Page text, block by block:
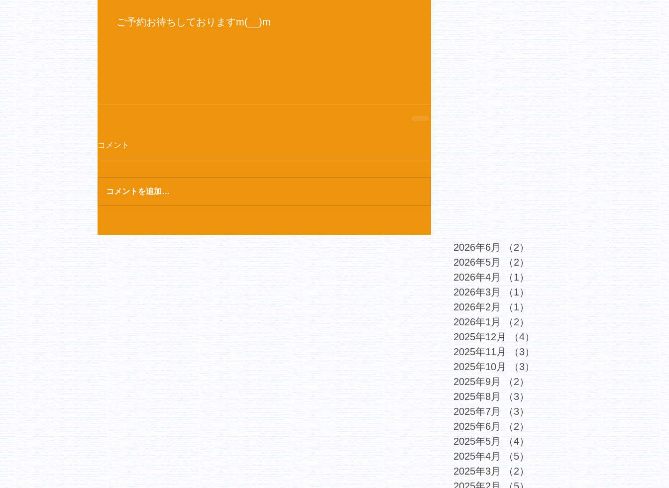
ご予約お待ちしておりますm(__)m
コメント
コメントを追加…
2026年6月 （2）
2件の記事
2026年5月
（2） 2件の記事
2026年4月
（1）
1件の記事
2026年3月
（1）
2026年2月
（1）
1件の記事
2026年1月
（2） 2件の記事
2025年12月
（4）4件の記事
2025年11月
（3）
3件の記事
2025年10月
（3）
2025年9月
（2）
2件の記事
2025年8月
（3） 3件の記事
2025年7月
（3） 3件の記事
2025年6月
（2）
2件の記事
2025年5月
（4）
2025年4月
（5）
5件の記事
2025年3月
（2） 2件の記事